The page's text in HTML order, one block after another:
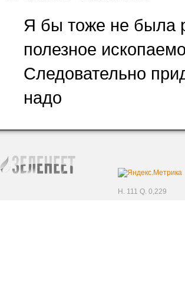
Я бы тоже не была
полезное
Следовательно
надо
H. 111 Q. 0,229